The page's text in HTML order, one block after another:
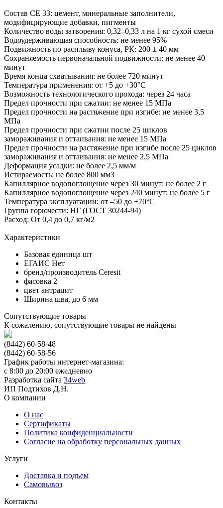
Состав CE 33: цемент, минеральные заполнители,
модифицирующие добавки, пигменты
Количество воды затворения: 0,32–0,33 л на 1 кг сухой смеси
Водоудерживающая способность: не менее 95%
Подвижность по расплыву конуса, РК: 200 ± 40 мм
Сохраняемость первоначальной подвижности: не менее 40
минут
Время конца схватывания: не более 720 минут
Температура применения: от +5 до +30°C
Возможность технологического прохода: через 24 часа
Предел прочности при сжатии: не менее 15 МПа
Предел прочности на растяжение при изгибе: не менее 3,5
МПа
Предел прочности при сжатии после 25 циклов
замораживания и оттаивания: не менее 15 МПа
Предел прочности на растяжение при изгибе после 25 циклов
замораживания и оттаивания: не менее 2,5 МПа
Деформация усадки: не более 2,5 мм/м
Истираемость: не более 800 мм3
Капиллярное водопоглощение через 30 минут: не более 2 г
Капиллярное водопоглощение через 240 минут: не более 5 г
Температура эксплуатации: от –50 до +70°C
Группа горючести: НГ (ГОСТ 30244-94)
Расход: От 0,4 до 0,7 кг/м2
Характеристики
Базовая единица шт
ЕГАИС Нет
бренд/производитель Ceresit
фасовка 2
цвет антрацит
Ширина шва, до 6 мм
Сопутствующие товары
К сожалению, сопутствующие товары не найдены
(8442) 60-58-48
(8442) 60-58-56
График работы интернет-магазина:
с 8:00 до 20:00 ежедневно
Разработка сайта 34web
ИП Подтихов Д.Н.
О компании
О нас
Сертификаты
Политика конфиденциальности
Согласие на обработку персональных данных
Услуги
Доставка и подъем
Самовывоз
Контакты